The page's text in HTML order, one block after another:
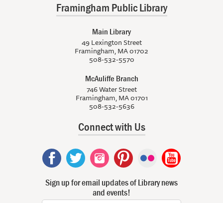
Framingham Public Library
Main Library
49 Lexington Street
Framingham, MA 01702
508-532-5570
McAuliffe Branch
746 Water Street
Framingham, MA 01701
508-532-5636
Connect with Us
Sign up for email updates of Library news
and events!